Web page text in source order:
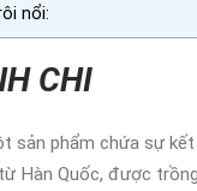
nổi:
CHI
sản phẩm chứa sự
Hàn Quốc, được